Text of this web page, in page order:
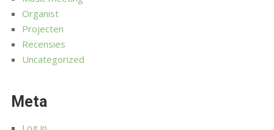
Organist
Projecten
Recensies
Uncategorized
Meta